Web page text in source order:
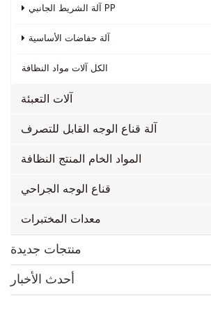
آلة الشريط الجانبي PP
آلة حفاضات الأساسية
الكل آلات مواد النظافة
آلات التعبئة
آلة قناع الوجه القابل للتصرف
المواد الخام المنتج النظافة
قناع الوجه الجراحي
معدات المختبرات
منتجات جديدة
أحدث الأخبار